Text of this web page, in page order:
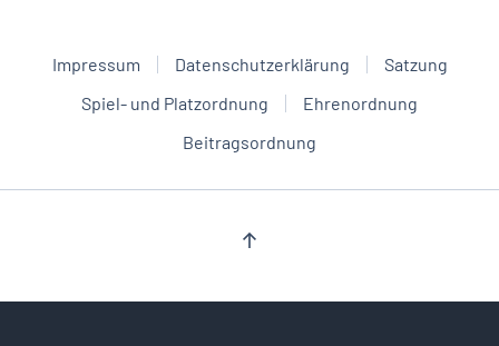
Impressum Datenschutzerklärung
Satzung
Spiel- und Platzordnung
Ehrenordnung
Beitragsordnung